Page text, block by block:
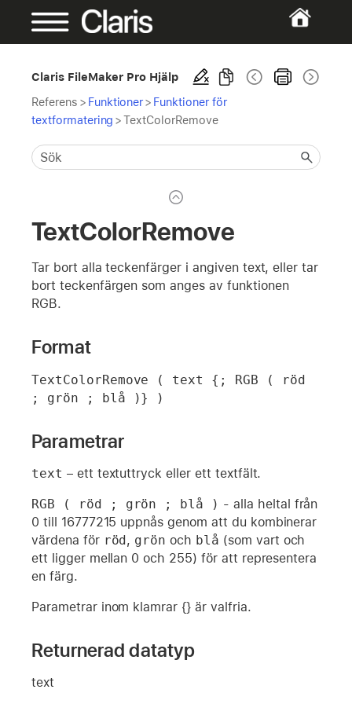
Claris FileMaker Pro Hjälp
Referens > Funktioner> Funktioner för
textformatering > TextColorRemove
TextColorRemove
Tar bort alla teckenfärger i angiven text, eller tar
bort teckenfärgen som anges av funktionen
RGB.
Format
TextColorRemove ( text {; RGB ( röd
; grön ; blå )} )
Parametrar
text – ett textuttryck eller ett textfält.
RGB ( röd ; grön ; blå ) - alla heltal från
0 till 16777215 uppnås genom att du kombinerar
värdena för röd, grön och blå (som vart och
ett ligger mellan 0 och 255) för att representera
en färg.
Parametrar inom klamrar {} är valfria.
Returnerad datatyp
text